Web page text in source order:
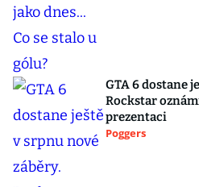
GTA 6 dostane
Rockstar
prezentaci
Poggers